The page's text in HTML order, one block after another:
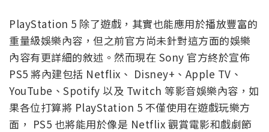
PlayStation 5 除了遊戲，其實也能應用於播放豐富的
重量級娛樂內容，但之前官方尚未針對這方面的娛樂
內容有更詳細的敘述。然而現在 Sony 官方終於宣佈
PS5 將內建包括 Netflix、 Disney+、Apple TV、
YouTube、Spotify 以及 Twitch 等影音娛樂內容，如
果各位打算將 PlayStation 5 不僅使用在遊戲玩樂方
面， PS5 也將能用於像是 Netflix 觀賞電影和戲劇節